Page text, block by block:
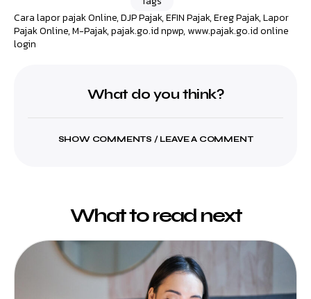
Cara lapor pajak Online,DJP Pajak,EFIN Pajak,Ereg Pajak,Lapor
Pajak Online,M-Pajak,pajak.go.id npwp, www.pajak.go.id online
login
What do you think?
SHOW COMMENTS / LEAVE A COMMENT
What to read next